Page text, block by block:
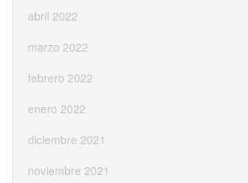
abril 2022
marzo 2022
febrero 2022
enero 2022
diciembre 2021
noviembre 2021